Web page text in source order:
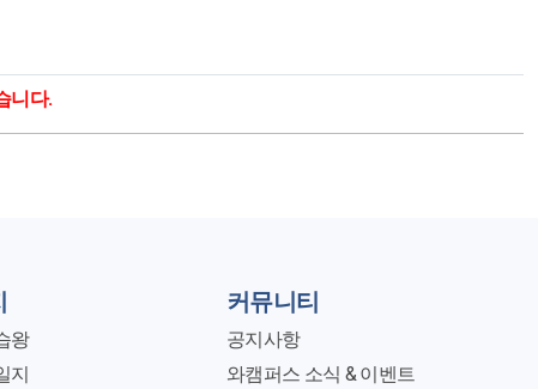
니다.
왕
지
커뮤니티
공지사항
와캠퍼스 소식 & 이벤트